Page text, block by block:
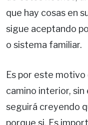
que hay cosas en
sigue aceptando
o sistema familiar.
Es por este motivo
camino interior,
seguirá creyendo
porque si. Es